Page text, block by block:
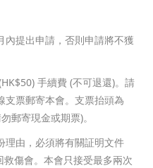
內提出申請，否則申請將不獲
手續費 (不可退還)。請
支票郵寄本會。支票抬頭為
郵寄現金或期票)。
理由，必須將有關証明文件
傷會。本會只接受最多兩次